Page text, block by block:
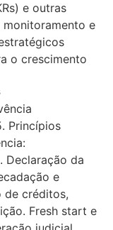
e outras
e
o crescimento
Princípios
Declaração da
e
de créditos,
Fresh start e